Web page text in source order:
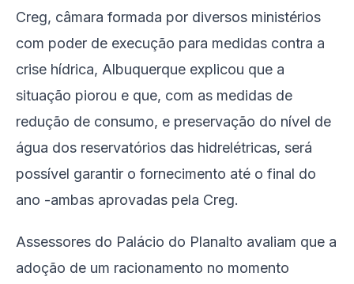
Creg, câmara formada por diversos ministérios
com poder de execução para medidas contra a
crise hídrica, Albuquerque explicou que a
situação piorou e que, com as medidas de
redução de consumo, e preservação do nível de
água dos reservatórios das hidrelétricas, será
possível garantir o fornecimento até o final do
ano -ambas aprovadas pela Creg.
Assessores do Palácio do Planalto avaliam que a
adoção de um racionamento no momento